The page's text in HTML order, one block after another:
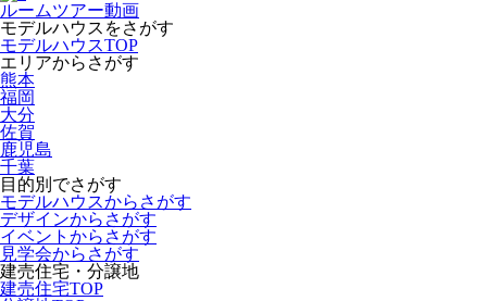
ルームツアー動画
モデルハウスをさがす
モデルハウスTOP
エリアからさがす
熊本
福岡
大分
佐賀
鹿児島
千葉
目的別でさがす
モデルハウスからさがす
デザインからさがす
イベントからさがす
見学会からさがす
建売住宅・分譲地
建売住宅TOP